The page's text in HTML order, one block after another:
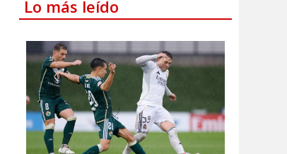
Lo más leído